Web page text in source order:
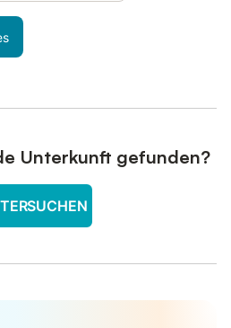
Unterkunft gefunden?